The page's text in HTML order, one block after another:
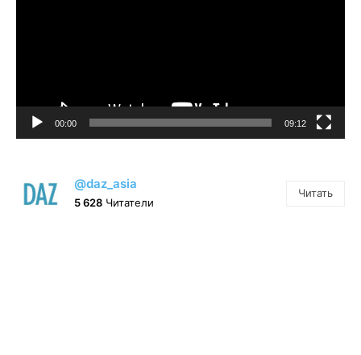
00:00 09:12
@daz_asia
5 628 Читатели
Читать